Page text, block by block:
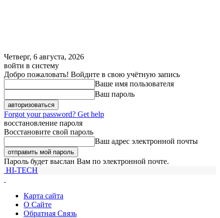
Четверг, 6 августа, 2026
войти в систему
Добро пожаловать! Войдите в свою учётную запись
Ваше имя пользователя
Ваш пароль
Forgot your password? Get help
восстановление пароля
Восстановите свой пароль
Ваш адрес электронной почты
Пароль будет выслан Вам по электронной почте.
HI-TECH
Карта сайта
О Сайте
Обратная Связь